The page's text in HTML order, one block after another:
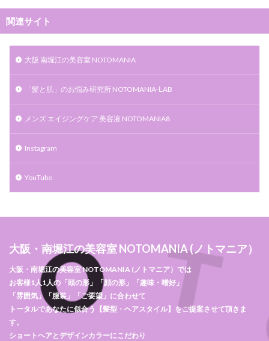
関連サイト
大阪 南堀江の美容室 NOTOMANIA
「髪と肌」のお悩み研究所 NOTOMANIA-ⅬAB
メンズ エイジングケア 美容液 NOTOMANIA8
Instagram
YouTube
大阪・南堀江の美容室 NOTOMANIA (ノトマニア）
大阪・南堀江の美容室 NOTOMANIA (ノトマニア）では
お客様1人1人の「頭の形」「顔の形」「趣味・嗜好」
「雰囲気」「服装」「ご要望」に合わせて
トータルであなたに似合う【髪型・ヘアスタイル】をご提案させて頂きま
す。
ショートヘアとデザインカラーにこだわり